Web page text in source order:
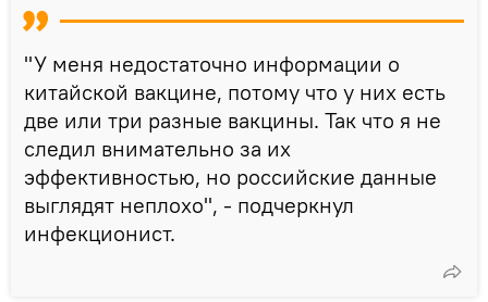
"У меня недостаточно информации о
китайской вакцине, потому что у них есть
две или три разные вакцины. Так что я не
следил внимательно за их
эффективностью, но российские данные
выглядят неплохо", - подчеркнул
инфекционист.